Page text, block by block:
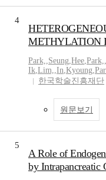
4
METHYLATION
Park,,Seung,Hee,Park,,
Ik,Lim,,In,Kyoung,
한국학술진흥재단
원문보기
5
A Role of
by Intrapancreatic